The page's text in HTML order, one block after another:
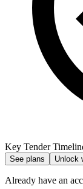
Key Tender
See plans Unlock
Already have an